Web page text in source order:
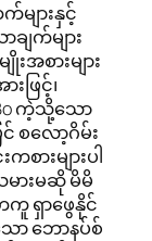
ျားနှင့်
ျက်များ
အစားများ
ဖြင့်၊
Bo ကဲ့သို့သော
စလော့ဂိမ်း
စားများပါ
ားမဆို မိမိ
ရှာဖွေနိုင်
ာ ဘောနပ်စ်